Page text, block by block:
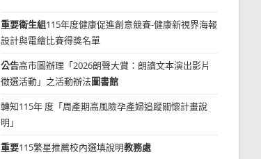
重要衛生組115年度健康促進創意競賽-健康新視界海報
設計與電繪比賽得獎名單
公告高市圖辦理「2026朗聲大賞：朗讀文本演出影片
徵選活動」之活動辦法圖書館
轉知115年 度「周產期高風險孕產婦追蹤關懷計畫說
明」
重要115繁星推薦校內選填說明教務處